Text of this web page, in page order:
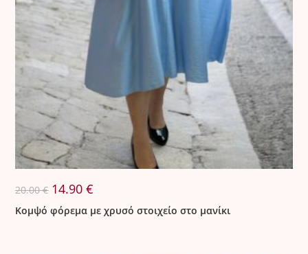
20.00€ Original
price
was:
20.00 €.
14.90€
τιμή
είναι:
Κομψό φόρεμα με χρυσό στοιχείο στο μανίκι